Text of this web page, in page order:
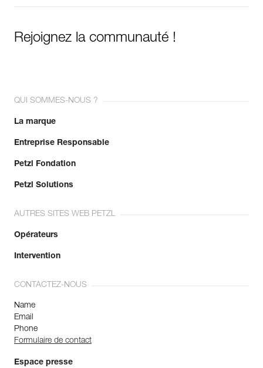
Rejoignez la communauté !
QUI SOMMES-NOUS ?
La marque
Entreprise Responsable
Petzl Fondation
Petzl Solutions
AUTRES SITES WEB PETZL
Opérateurs
Intervention
CONTACTEZ-NOUS
Name
Email
Phone
Formulaire de contact
Espace presse